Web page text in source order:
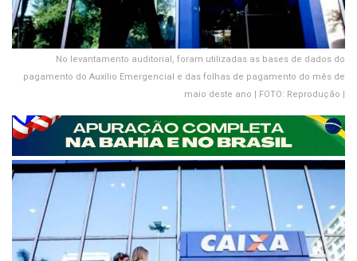
No levantamento auditorial, foram utilizadas as bases de dados do
pagamento do Auxílio Emergencial e das folhas de pagamento do mês de
maio deste ano | FOTO: Reprodução |